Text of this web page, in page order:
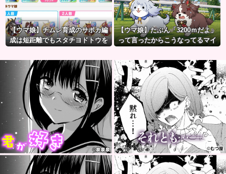
【ウマ娘】チムレ育成のサポカ編
成は短距離でもスタチヨドトウを
を編成していた意味…
【ウマ娘】たぶん「3200ｍだよ」
って言ったからこうなってるマイ